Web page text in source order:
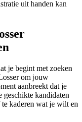
uit handen kan
je begint met zoeken
om jouw
aanbreekt dat je
geschikte kandidaten
kaderen wat je wilt en